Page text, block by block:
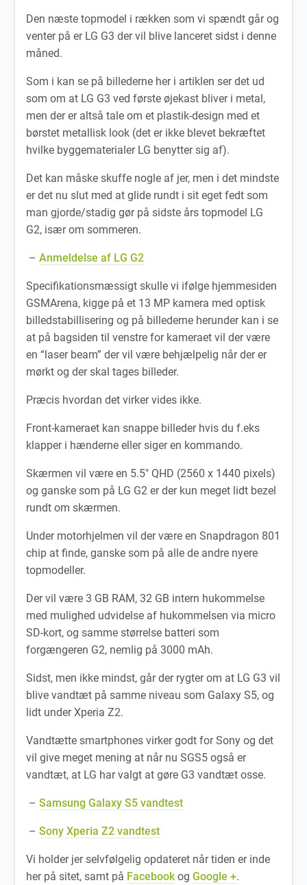
Den næste topmodel i rækken som vi spændt går og
venter på er LG G3 der vil blive lanceret sidst i denne
måned.
Som i kan se på billederne her i artiklen ser det ud
som om at LG G3 ved første øjekast bliver i metal,
men der er altså tale om et plastik-design med et
børstet metallisk look (det er ikke blevet bekræftet
hvilke byggematerialer LG benytter sig af).
Det kan måske skuffe nogle af jer, men i det mindste
er det nu slut med at glide rundt i sit eget fedt som
man gjorde/stadig gør på sidste års topmodel LG
G2, især om sommeren.
–Anmeldelse af LG G2
Specifikationsmæssigt skulle vi ifølge hjemmesiden
GSMArena, kigge på et 13 MP kamera med optisk
billedstabillisering og på billederne herunder kan i se
at på bagsiden til venstre for kameraet vil der være
en “laser beam” der vil være behjælpelig når der er
mørkt og der skal tages billeder.
Præcis hvordan det virker vides ikke.
Front-kameraet kan snappe billeder hvis du f.eks
klapper i hænderne eller siger en kommando.
Skærmen vil være en 5.5″ QHD (2560 x 1440 pixels)
og ganske som på LG G2 er der kun meget lidt bezel
rundt om skærmen.
Under motorhjelmen vil der være en Snapdragon 801
chip at finde, ganske som på alle de andre nyere
topmodeller.
Der vil være 3 GB RAM, 32 GB intern hukommelse
med mulighed udvidelse af hukommelsen via micro
SD-kort, og samme størrelse batteri som
forgængeren G2, nemlig på 3000 mAh.
Sidst, men ikke mindst, går der rygter om at LG G3 vil
blive vandtæt på samme niveau som Galaxy S5, og
lidt under Xperia Z2.
Vandtætte smartphones virker godt for Sony og det
vil give meget mening at når nu SGS5 også er
vandtæt, at LG har valgt at gøre G3 vandtæt osse.
–Samsung Galaxy S5 vandtest
–Sony Xperia Z2 vandtest
Vi holder jer selvfølgelig opdateret når tiden er inde
her på sitet, samt på FacebookogGoogle +.